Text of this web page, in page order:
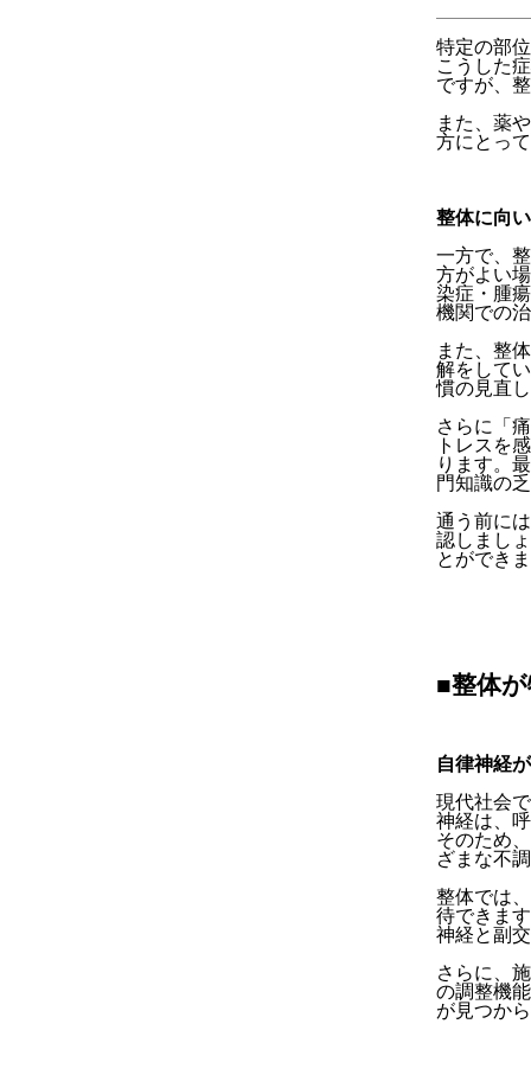
特定の部
こうした
ですが、
また、薬
方にとっ
整体に向
一方で、
方がよい
染症・腫
機関での
また、整
解をして
慣の見直
さらに「
トレスを
ります。
門知識の
通う前に
認しまし
とができ
■整体
自律神経
現代社会
神経は、
そのため
ざまな不
整体では
待できま
神経と副
さらに、
の調整機
が見つか